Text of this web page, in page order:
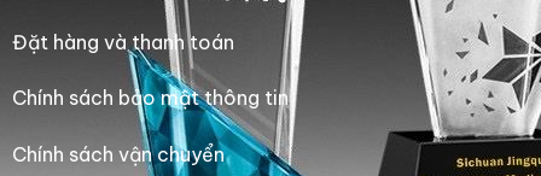
Đặt hàng và thanh toán
Chính sách bảo mật thông tin
Chính sách vận chuyển